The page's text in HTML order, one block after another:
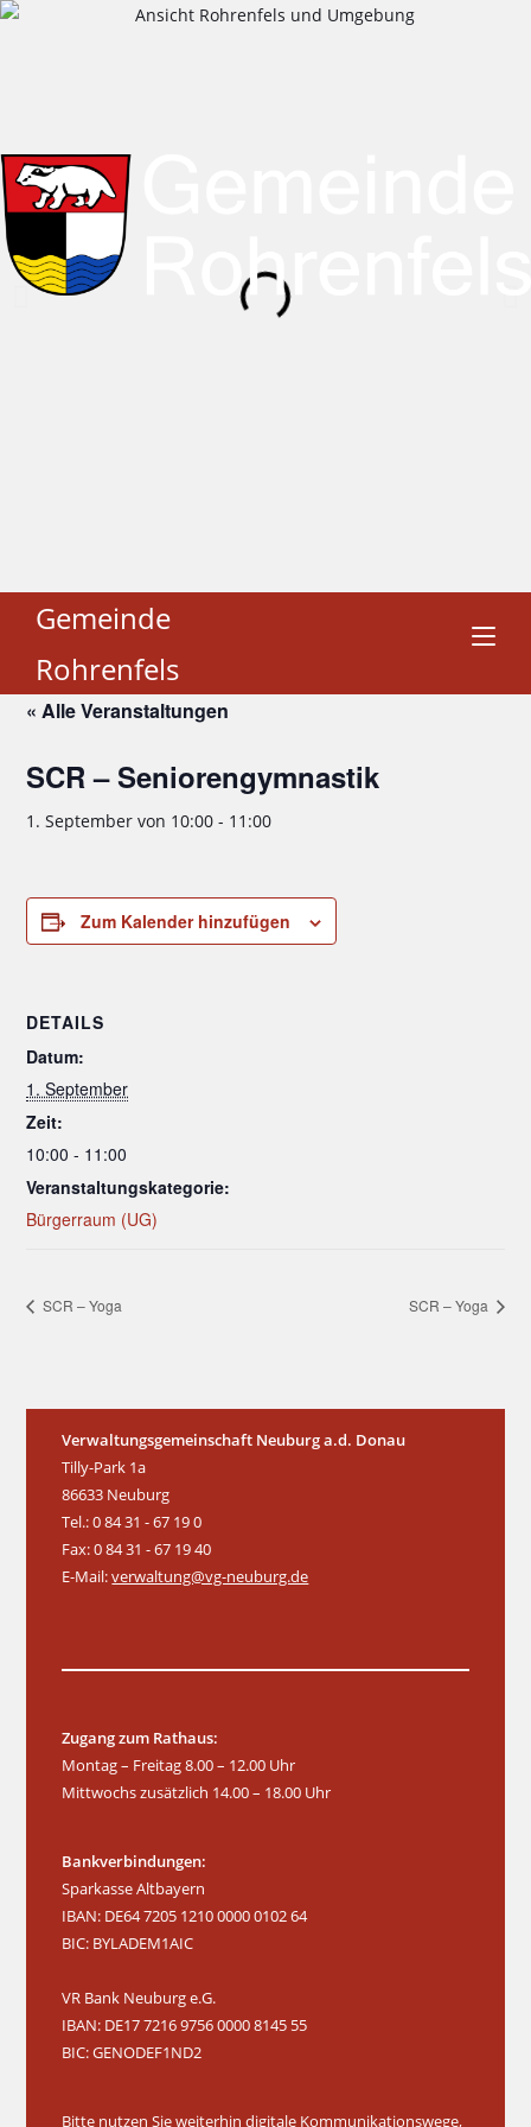
Gemeinde
Rohrenfels
« Alle Veranstaltungen
SCR – Seniorengymnastik
1. September von 10:00 - 11:00
Zum Kalender hinzufügen
DETAILS
Datum:
1. September
Zeit:
10:00 - 11:00
Veranstaltungskategorie:
Bürgerraum (UG)
SCR – Yoga SCR – Yoga
Verwaltungsgemeinschaft Neuburg a.d. Donau
Tilly-Park 1a
86633 Neuburg
Tel.: 0 84 31 - 67 19 0
Fax: 0 84 31 - 67 19 40
E-Mail:verwaltung@vg-neuburg.de
Zugang zum Rathaus:
Montag – Freitag 8.00 – 12.00 Uhr
Mittwochs zusätzlich 14.00 – 18.00 Uhr
Bankverbindungen:
Sparkasse Altbayern
IBAN: DE64 7205 1210 0000 0102 64
BIC: BYLADEM1AIC
VR Bank Neuburg e.G.
IBAN: DE17 7216 9756 0000 8145 55
BIC: GENODEF1ND2
Bitte nutzen Sie weiterhin digitale Kommunikationswege,